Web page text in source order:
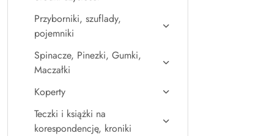
Przyborniki, szuflady,
pojemniki
Spinacze, Pinezki, Gumki,
Maczałki
Koperty
Teczki i książki na
korespondencję, kroniki